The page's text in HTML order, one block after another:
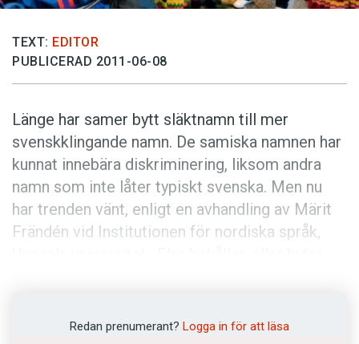
Annonsera
Prenumerera
Läs Språktidningen digitalt
Press
TEXT: EDITOR
PUBLICERAD 2011-06-08
Länge har samer bytt släktnamn till mer
svenskklingande namn. De samiska namnen har
kunnat innebära diskriminering, liksom andra
namn som inte låter typiskt svenska. Men nu
har trenden vänt, enligt en avhandling av Märit
Frändén vid Institutionen för nordiska språk,
Redan prenumerant? Logga in för att läsa